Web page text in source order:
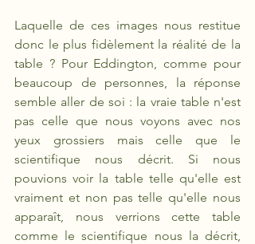
Laquelle de ces images nous restitue
donc le plus fidèlement la réalité de la
table ? Pour Eddington, comme pour
beaucoup de personnes, la réponse
semble aller de soi : la vraie table n'est
pas celle que nous voyons avec nos
yeux grossiers mais celle que le
scientifique nous décrit. Si nous
pouvions voir la table telle qu'elle est
vraiment et non pas telle qu'elle nous
apparaît, nous verrions cette table
comme le scientifique nous la décrit,